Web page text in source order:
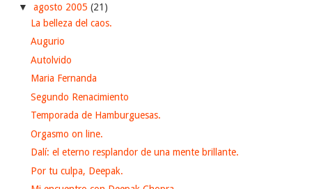
▼ agosto 2005 (21)
La belleza del caos.
Augurio
Autolvido
Maria Fernanda
Segundo Renacimiento
Temporada de Hamburguesas.
Orgasmo on line.
Dalí: el eterno resplandor de una mente brillante.
Por tu culpa, Deepak.